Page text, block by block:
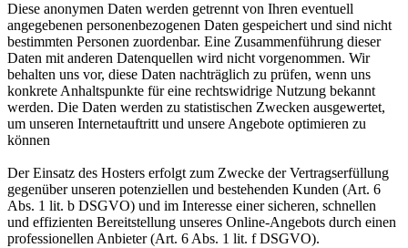
Diese anonymen Daten werden getrennt von Ihren eventuell
angegebenen personenbezogenen Daten gespeichert und sind nicht
bestimmten Personen zuordenbar. Eine Zusammenführung dieser
Daten mit anderen Datenquellen wird nicht vorgenommen. Wir
behalten uns vor, diese Daten nachträglich zu prüfen, wenn uns
konkrete Anhaltspunkte für eine rechtswidrige Nutzung bekannt
werden. Die Daten werden zu statistischen Zwecken ausgewertet,
um unseren Internetauftritt und unsere Angebote optimieren zu
können
Der Einsatz des Hosters erfolgt zum Zwecke der Vertragserfüllung
gegenüber unseren potenziellen und bestehenden Kunden (Art. 6
Abs. 1 lit. b DSGVO) und im Interesse einer sicheren, schnellen
und effizienten Bereitstellung unseres Online-Angebots durch einen
professionellen Anbieter (Art. 6 Abs. 1 lit. f DSGVO).